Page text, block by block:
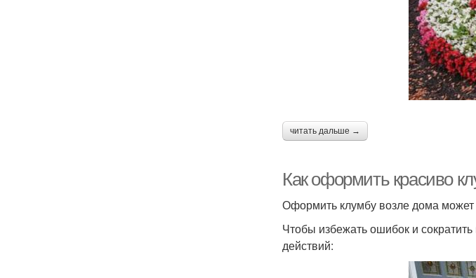
читать дальше →
Как оформить красиво
Оформить клумбу возле дома
Чтобы избежать ошибок и
действий: